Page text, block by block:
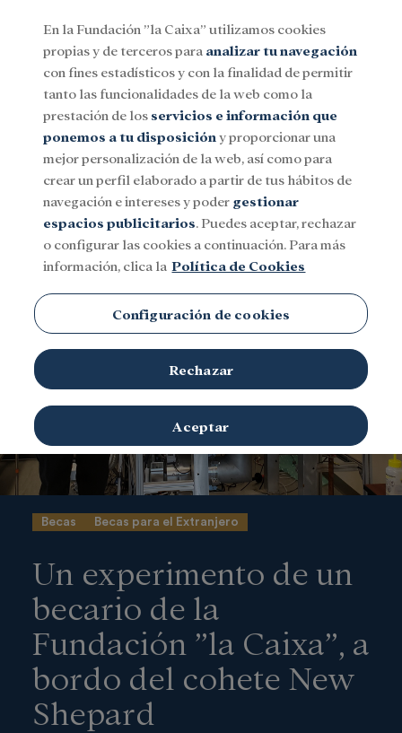
Menu
SocialInvestigación y becasCultura
Becas Becas para el Extranjero
Un experimento de un
becario de la
Fundación ”la Caixa”, a
bordo del cohete New
Shepard
En la Fundación ”la Caixa” utilizamos cookies
propias y de terceros para analizar tu navegación
con fines estadísticos y con la finalidad de permitir
tanto las funcionalidades de la web como la
prestación de los servicios e información que
ponemos a tu disposición y proporcionar una
mejor personalización de la web, así como para
crear un perfil elaborado a partir de tus hábitos de
navegación e intereses y poder gestionar
espacios publicitarios. Puedes aceptar, rechazar
o configurar las cookies a continuación. Para más
información, clica la Política de Cookies
Configuración de cookies
Rechazar
Aceptar